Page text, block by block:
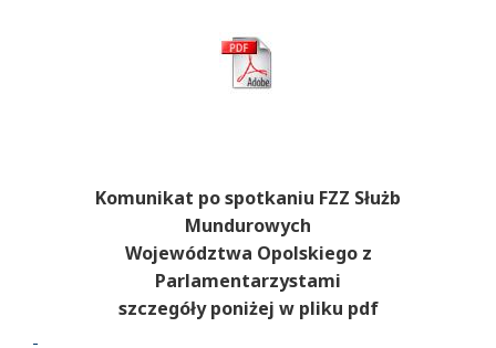
Komunikat po spotkaniu FZZ Służb
Mundurowych
Województwa Opolskiego z
Parlamentarzystami
szczegóły poniżej w pliku pdf